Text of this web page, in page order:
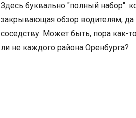
Здесь буквально "полный набор":
закрывающая обзор водителям,
соседству. Может быть, пора как-
ли не каждого района Оренбурга?